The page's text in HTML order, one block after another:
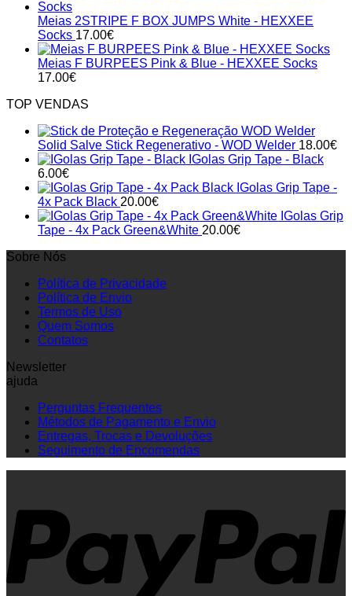
Meias 2STRIPE F BOX JUMPS White - HEXXEE
Socks 17.00€
Meias F BURPEES Pink & Blue - HEXXEE Socks
17.00€
TOP VENDAS
Solid Salve Stick Regenerativo - WOD Welder 18.00€
IGolas Grip Tape - Black
6.00€
IGolas Grip Tape -
4x Pack Black 20.00€
IGolas Grip
Tape - 4x Pack Green&White 20.00€
Sobre Nós
Política de Privacidade
Política de Envio
Termos de Uso
Quem Somos
Contatos
Newsletter
ajuda
Perguntas Frequentes
Métodos de Pagamento e Envio
Entregas, Trocas e Devoluções
Seguimento de Encomendas